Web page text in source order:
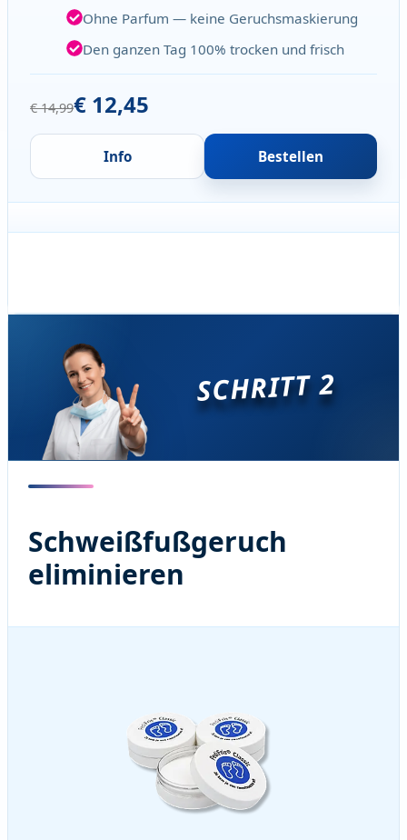
Ohne Parfum — keine Geruchsmaskierung
Den ganzen Tag 100% trocken und frisch
€ 14,99€ 12,45
Info Bestellen
SCHRITT 2
Schweißfußgeruch
eliminieren
Behandeln Sie Ihre Schuhe mit PediFris® Classic